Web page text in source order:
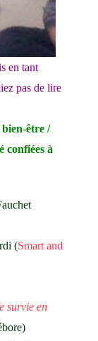
en tant
pas de lire
bien-être /
confiées à
(Smart and
survie en